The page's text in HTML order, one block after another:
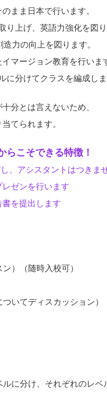
まま日本で行います。
り上げ、英語力強化を図
力の向上を図ります。
マージョン教育を行いま
に分けてクラスを編成し
分とは言えないため、
てられます。
らこそできる特徴！
、アシスタントはつきま
レゼンを行います
書を提出します
）（随時入校可）
いてディスカッション）
に分け、それぞれのレベ